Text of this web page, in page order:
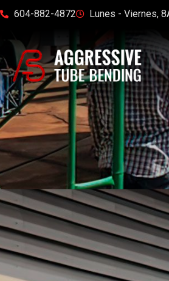
604-882-4872 Lunes - Viernes,